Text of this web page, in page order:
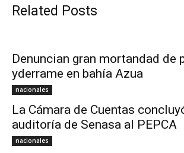
Related Posts
Denuncian gran mortandad de
yderrame en bahía Azua
nacionales
La Cámara de Cuentas
auditoría de Senasa al PEPCA
nacionales